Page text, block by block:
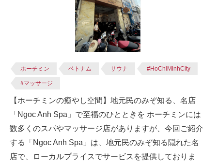
ホーチミン ベトナム サウナ #HoChiMinhCity
#マッサージ
【ホーチミンの癒やし空間】地元民のみぞ知る、名店
「Ngoc Anh Spa」で至福のひとときを ホーチミンには
数多くのスパやマッサージ店がありますが、今回ご紹介
する「Ngoc Anh Spa」は、地元民のみぞ知る隠れた名
店で、ローカルプライスでサービスを提供しておりま